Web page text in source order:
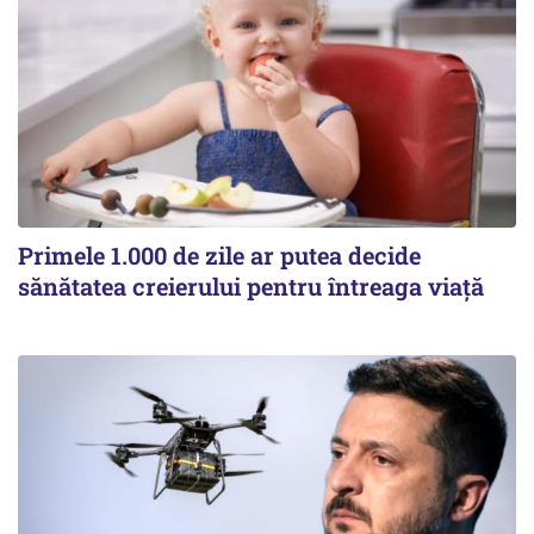
Primele 1.000 de zile ar putea decide
sănătatea creierului pentru întreaga viață